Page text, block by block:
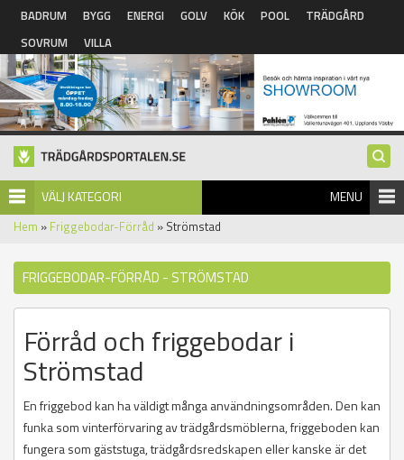
Hoppa till huvudinnehåll
BADRUM BYGG ENERGI GOLV KÖK POOL
TRÄDGÅRD
SOVRUM
VILLA
VÄLJ KATEGORI MENU
Hem » Friggebodar-Förråd » Strömstad
FRIGGEBODAR-FÖRRÅD - STRÖMSTAD
Förråd och friggebodar i
Strömstad
En friggebod kan ha väldigt många användningsområden. Den kan
funka som vinterförvaring av trädgårdsmöblerna, friggeboden kan
fungera som gäststuga, trädgårdsredskapen eller kanske är det